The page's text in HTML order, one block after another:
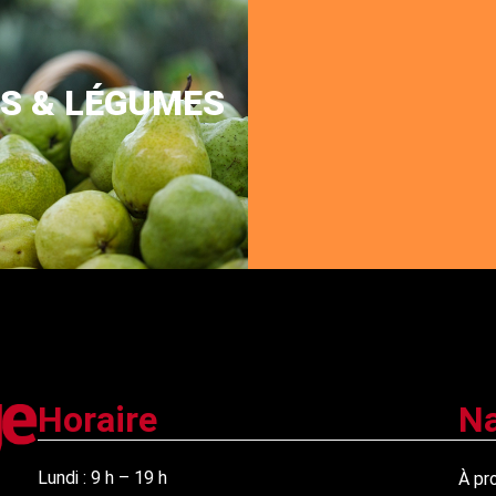
& LÉGUMES
Horaire
Lundi : 9 h – 19 h
À